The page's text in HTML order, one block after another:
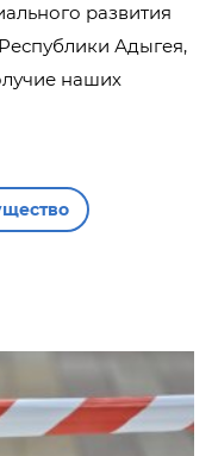
развития
Адыгея,
наших